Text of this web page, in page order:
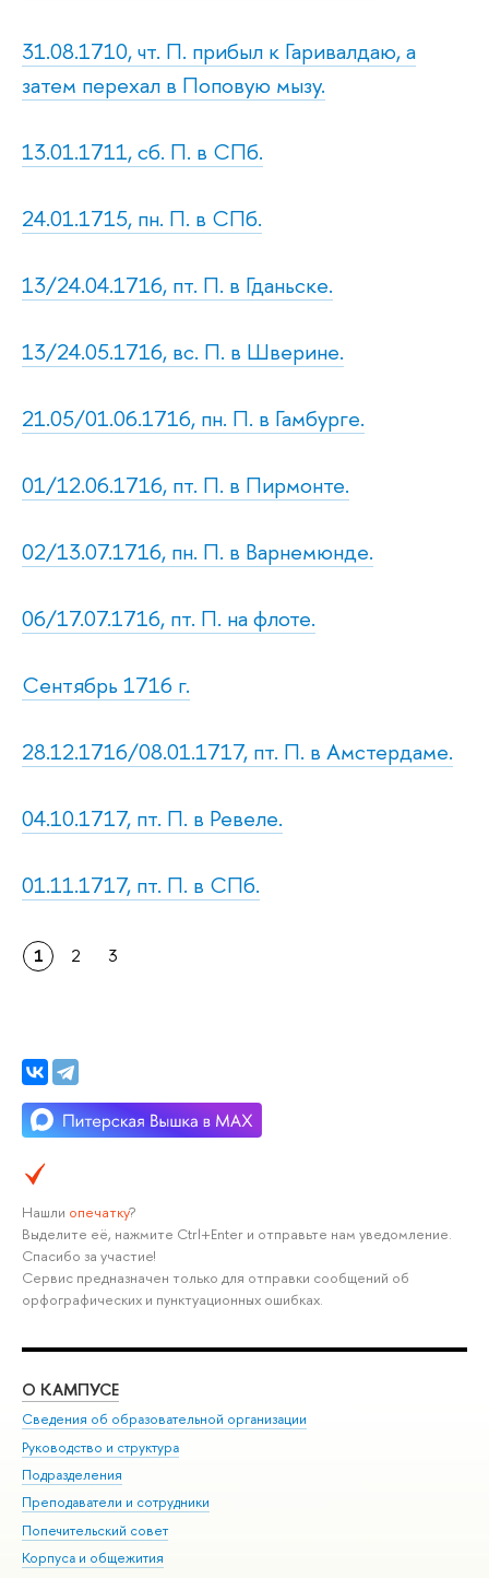
31.08.1710, чт. П. прибыл к Гаривалдаю, а
затем перехал в Поповую мызу.
13.01.1711, сб. П. в СПб.
24.01.1715, пн. П. в СПб.
13/24.04.1716, пт. П. в Гданьске.
13/24.05.1716, вс. П. в Шверине.
21.05/01.06.1716, пн. П. в Гамбурге.
01/12.06.1716, пт. П. в Пирмонте.
02/13.07.1716, пн. П. в Варнемюнде.
06/17.07.1716, пт. П. на флоте.
Сентябрь 1716 г.
28.12.1716/08.01.1717, пт. П. в Амстердаме.
04.10.1717, пт. П. в Ревеле.
01.11.1717, пт. П. в СПб.
1 2 3
Нашли опечатку?
Выделите её, нажмите Ctrl+Enter и отправьте нам уведомление.
Спасибо за участие!
Сервис предназначен только для отправки сообщений об
орфографических и пунктуационных ошибках.
О КАМПУСЕ
Сведения об образовательной организации
Руководство и структура
Подразделения
Преподаватели и сотрудники
Попечительский совет
Корпуса и общежития